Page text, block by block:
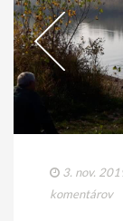
3. nov.
komentárov